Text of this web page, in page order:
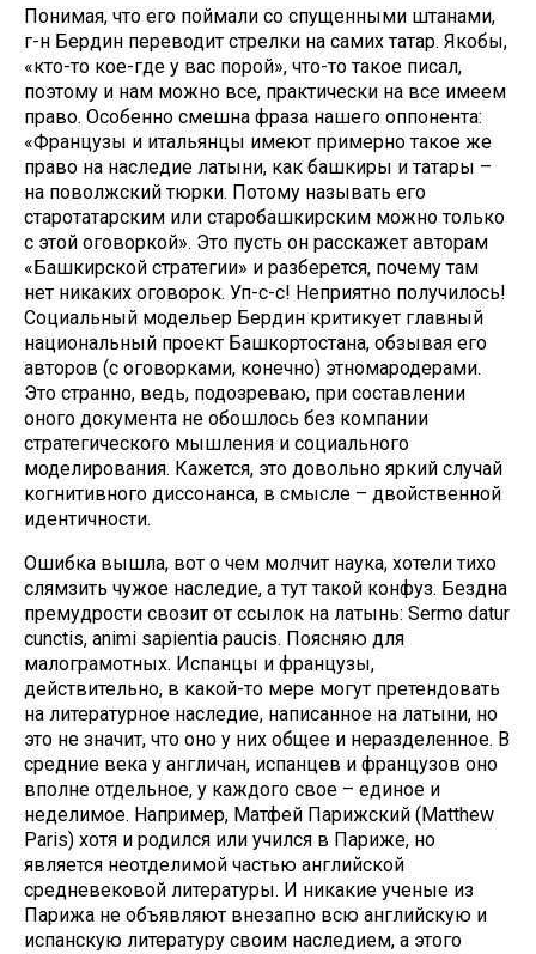
Понимая, что его поймали со спущенными штанами,
г-н Бердин переводит стрелки на самих татар. Якобы,
«кто-то кое-где у вас порой», что-то такое писал,
поэтому и нам можно все, практически на все имеем
право. Особенно смешна фраза нашего оппонента:
«Французы и итальянцы имеют примерно такое же
право на наследие латыни, как башкиры и татары –
на поволжский тюрки. Потому называть его
старотатарским или старобашкирским можно только
с этой оговоркой». Это пусть он расскажет авторам
«Башкирской стратегии» и разберется, почему там
нет никаких оговорок. Уп-с-с! Неприятно получилось!
Социальный модельер Бердин критикует главный
национальный проект Башкортостана, обзывая его
авторов (с оговорками, конечно) этномародерами.
Это странно, ведь, подозреваю, при составлении
оного документа не обошлось без компании
стратегического мышления и социального
моделирования. Кажется, это довольно яркий случай
когнитивного диссонанса, в смысле – двойственной
идентичности.
Ошибка вышла, вот о чем молчит наука, хотели тихо
слямзить чужое наследие, а тут такой конфуз. Бездна
премудрости свозит от ссылок на латынь: Sermo datur
cunctis, animi sapientia paucis. Поясняю для
малограмотных. Испанцы и французы,
действительно, в какой-то мере могут претендовать
на литературное наследие, написанное на латыни, но
это не значит, что оно у них общее и неразделенное. В
средние века у англичан, испанцев и французов оно
вполне отдельное, у каждого свое – единое и
неделимое. Например, Матфей Парижский (Matthew
Paris) хотя и родился или учился в Париже, но
является неотделимой частью английской
средневековой литературы. И никакие ученые из
Парижа не объявляют внезапно всю английскую и
испанскую литературу своим наследием, а этого